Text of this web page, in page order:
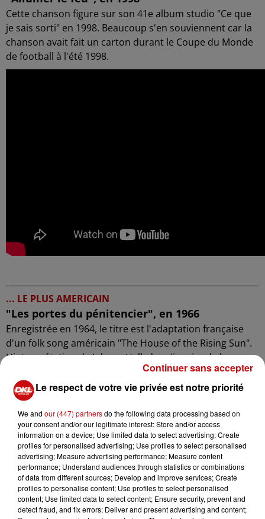
Cette chanson figure sur son 41e album studio "Ce que
je sais sorti" en 1998. Beaucoup s'en souviennent car la
chanson avait fait un carton durant le Coupe du Monde
de football à l'été 1998.
... LE PLUS AMERICAIN
"Les portes du pénitencier", en 1966
Enregistrée en 1964, le titre est l'adaptation française
d'un folk song américain "The House of the Rising Sun".
L'interprétation de Johnny Hallyday s'inspire de la
version du groupe The Animals (qui est, cette même
année, un grand succès).
Le respect de votre vie privée est notre priorité
We and our (447) partnersdo the following data processing based on
your consent and/or our legitimate interest: Store and/or access
information on a device; Use limited data to select advertising; Create
profiles for personalised advertising; Use profiles to select personalised
advertising; Measure advertising performance; Measure content
performance; Understand audiences through statistics or combinations
of data from different sources; Develop and improve services; Create
profiles to personalise content; Use profiles to select personalised
content; Use limited data to select content; Ensure security, prevent and
detect fraud, and fix errors; Deliver and present advertising and content;
Continuer sans accepter